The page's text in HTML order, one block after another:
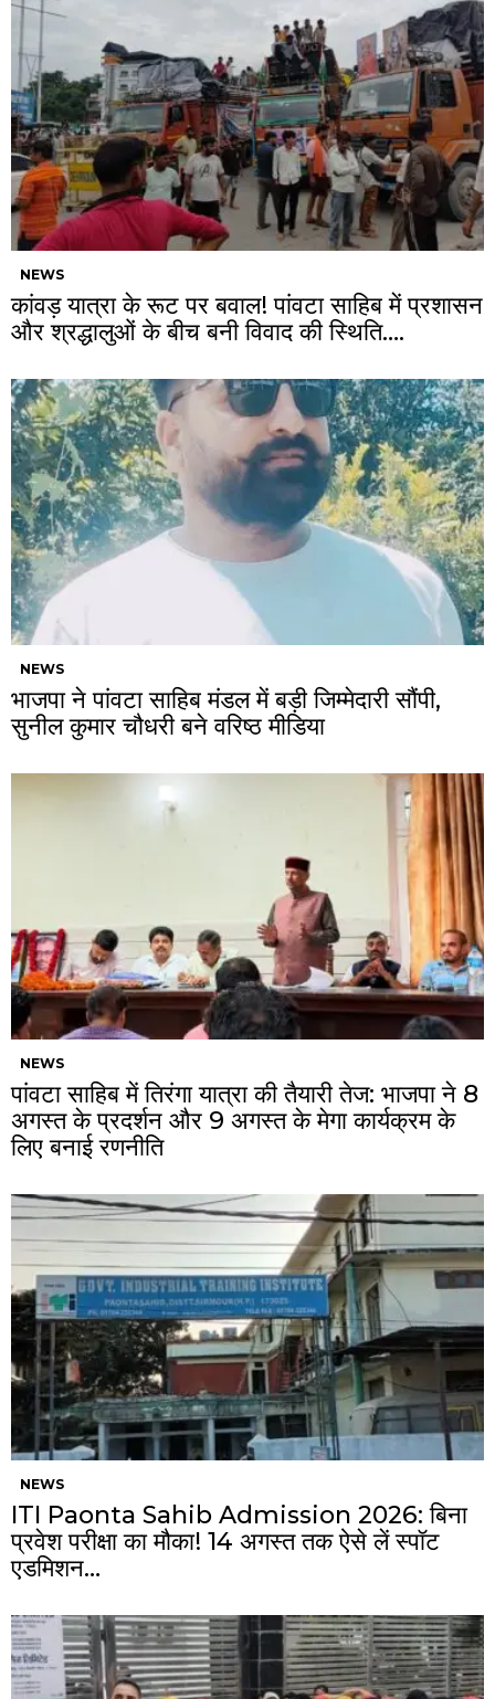
NEWS
कांवड़ यात्रा के रूट पर बवाल! पांवटा साहिब में प्रशासन
और श्रद्धालुओं के बीच बनी विवाद की स्थिति….
NEWS
भाजपा ने पांवटा साहिब मंडल में बड़ी जिम्मेदारी सौंपी,
सुनील कुमार चौधरी बने वरिष्ठ मीडिया
NEWS
पांवटा साहिब में तिरंगा यात्रा की तैयारी तेज: भाजपा ने 8
अगस्त के प्रदर्शन और 9 अगस्त के मेगा कार्यक्रम के
लिए बनाई रणनीति
NEWS
ITI Paonta Sahib Admission 2026: बिना
प्रवेश परीक्षा का मौका! 14 अगस्त तक ऐसे लें स्पॉट
एडमिशन…